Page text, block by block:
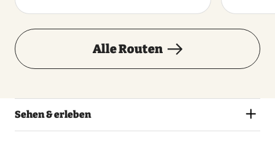
Alle Routen
Sehen & erleben